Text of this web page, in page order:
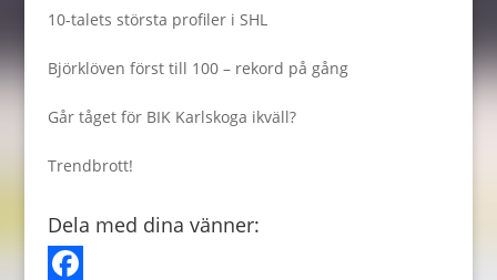
10-talets största profiler i SHL
Björklöven först till 100 – rekord på gång
Går tåget för BIK Karlskoga ikväll?
Trendbrott!
Dela med dina vänner: